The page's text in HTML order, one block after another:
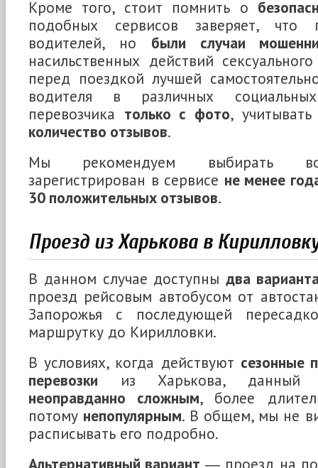
Кроме того, стоит помнить о
подобных сервисов заверяет, что
водителей, но были случаи
насильственных действий
перед поездкой лучшей
водителя в различных
перевозчика только с фото,
количество отзывов.
Мы рекомендуем выбирать
зарегистрирован в сервисе не менее
30 положительных отзывов.
Проезд из Харькова в
В данном случае доступны два
проезд рейсовым автобусом от
Запорожья с последующей
маршрутку до Кирилловки.
В условиях, когда действуют сезонные
перевозки из Харькова,
неоправданно сложным, более
потому непопулярным. В общем, мы не
расписывать его подробно.
Альтернативный вариант ― проезд на